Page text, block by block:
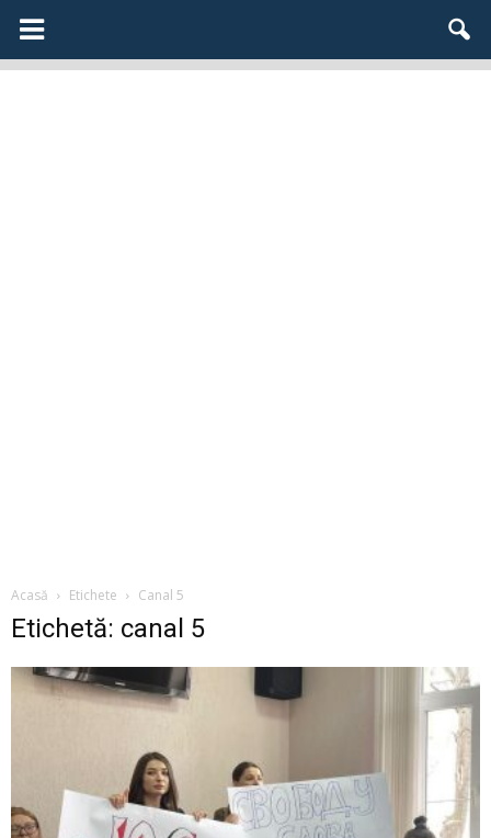
Acasă Etichete Canal 5
Etichetă: canal 5